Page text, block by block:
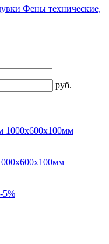
Фены технические,
руб.
-5%